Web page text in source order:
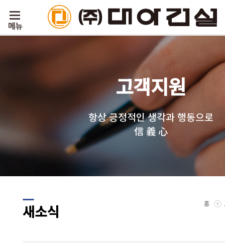
고객지원
항상 긍정적인 생각과 행동으로
信 義 心
새소식 홈